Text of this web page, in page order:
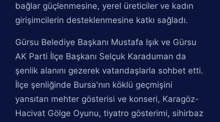
bağlar güçlenmesine, yerel üreticiler ve kadın
girişimcilerin desteklenmesine katkı sağladı.
Gürsu Belediye Başkanı Mustafa Işık ve Gürsu
AK Parti İlçe Başkanı Selçuk Karaduman da
şenlik alanını gezerek vatandaşlarla sohbet etti.
İlçe şenliğinde Bursa'nın köklü geçmişini
yansıtan mehter gösterisi ve konseri, Karagöz-
Hacivat Gölge Oyunu, tiyatro gösterimi, sihirbaz